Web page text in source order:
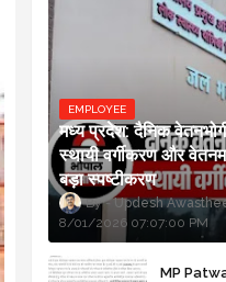
EMPLOYEE
मध्य प्रदेश: दैनिक
स्थायी वर्गीकरण और
बड़ा स्पष्टीकरण
Updesh
8/01/2026 07:07:00 PM
MP